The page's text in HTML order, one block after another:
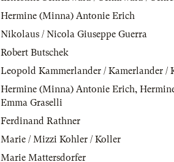
Hermine (Minna) Antonie Erich
Nikolaus / Nicola Giuseppe Guerra
Robert Butschek
Leopold Kammerlander / Kamerlander /
Hermine (Minna) Antonie Erich,
Emma Graselli
Ferdinand Rathner
Marie / Mizzi Kohler / Koller
Marie Mattersdorfer